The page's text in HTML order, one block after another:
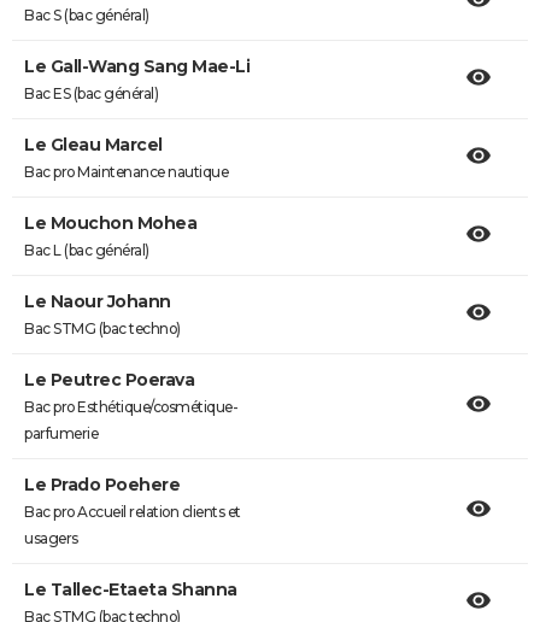
Bac S (bac général)
Le Gall-Wang Sang Mae-Li
Bac ES (bac général)
Le Gleau Marcel
Bac pro Maintenance nautique
Le Mouchon Mohea
Bac L (bac général)
Le Naour Johann
Bac STMG (bac techno)
Le Peutrec Poerava
Bac pro Esthétique/cosmétique-
parfumerie
Le Prado Poehere
Bac pro Accueil relation clients et
usagers
Le Tallec-Etaeta Shanna
Bac STMG (bac techno)